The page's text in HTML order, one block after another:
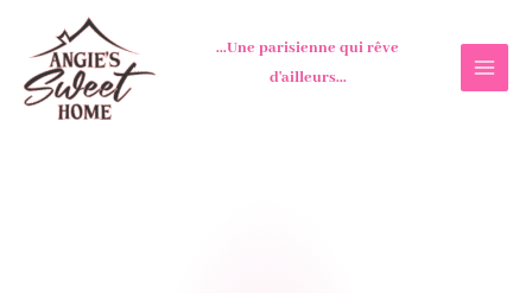
contenu
...Une parisienne qui rêve
d'ailleurs...